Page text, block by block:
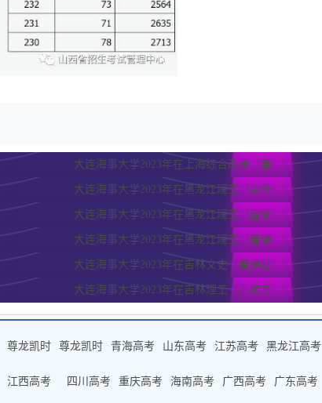
大连海事大学2023年在上海综合改革（普...
大连海事大学2023年在黑龙江理工（中外...
大连海事大学2023年在黑龙江理工（国家...
大连海事大学2023年在黑龙江理工（普通...
大连海事大学2023年在吉林文史（普通批...
大连海事大学2023年在吉林理工（高校专...
尊龙凯时 尊龙凯时 青海高考 山东高考 江苏高考 黑龙江高考
江西高考 四川高考 重庆高考 海南高考 广西高考 广东高考